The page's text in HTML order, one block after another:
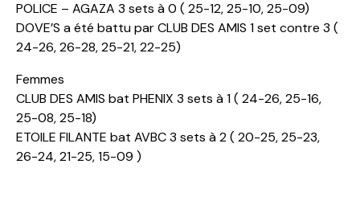
POLICE – AGAZA 3 sets à 0 ( 25-12, 25-10, 25-09)
DOVE’S a été battu par CLUB DES AMIS 1 set contre 3 (
24-26, 26-28, 25-21, 22-25)
Femmes
CLUB DES AMIS bat PHENIX 3 sets à 1 ( 24-26, 25-16,
25-08, 25-18)
ETOILE FILANTE bat AVBC 3 sets à 2 ( 20-25, 25-23,
26-24, 21-25, 15-09 )